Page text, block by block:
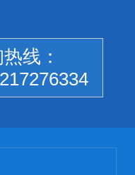
线：